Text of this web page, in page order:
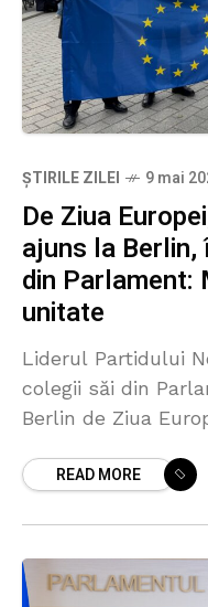
ȘTIRILE ZILEI 9 mai
De Ziua
ajuns la Berlin,
din Parlament:
unitate
Liderul Partidului
colegii săi din
Berlin de Ziua
cunoscuta
READ MORE